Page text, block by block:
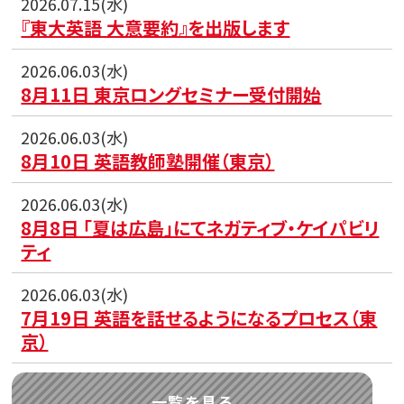
『東大英語 大意要約』を出版します
2026.06.03(水)
8月11日 東京ロングセミナー受付開始
2026.06.03(水)
8月10日 英語教師塾開催（東京）
2026.06.03(水)
8月8日 「夏は広島」にてネガティブ・ケイパビリ
ティ
2026.06.03(水)
7月19日 英語を話せるようになるプロセス（東
京）